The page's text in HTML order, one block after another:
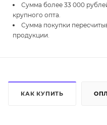
Сумма более 33 000
крупного опта.
Сумма покупки
продукции.
КАК КУПИТЬ